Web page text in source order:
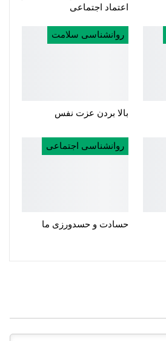
اعتماد اجتماعی
روانشناسی سلامت
بالا بردن عزت نفس
روانشناسی اجتماعی
حسادت و حسدورزی ما